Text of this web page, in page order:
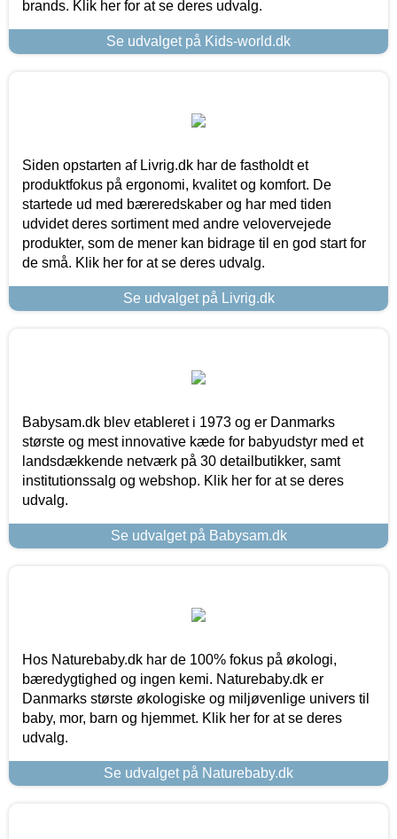
brands. Klik her for at se deres udvalg.
Se udvalget på Kids-world.dk
Siden opstarten af Livrig.dk har de fastholdt et
produktfokus på ergonomi, kvalitet og komfort. De
startede ud med bæreredskaber og har med tiden
udvidet deres sortiment med andre velovervejede
produkter, som de mener kan bidrage til en god start for
de små. Klik her for at se deres udvalg.
Se udvalget på Livrig.dk
Babysam.dk blev etableret i 1973 og er Danmarks
største og mest innovative kæde for babyudstyr med et
landsdækkende netværk på 30 detailbutikker, samt
institutionssalg og webshop. Klik her for at se deres
udvalg.
Se udvalget på Babysam.dk
Hos Naturebaby.dk har de 100% fokus på økologi,
bæredygtighed og ingen kemi. Naturebaby.dk er
Danmarks største økologiske og miljøvenlige univers til
baby, mor, barn og hjemmet. Klik her for at se deres
udvalg.
Se udvalget på Naturebaby.dk